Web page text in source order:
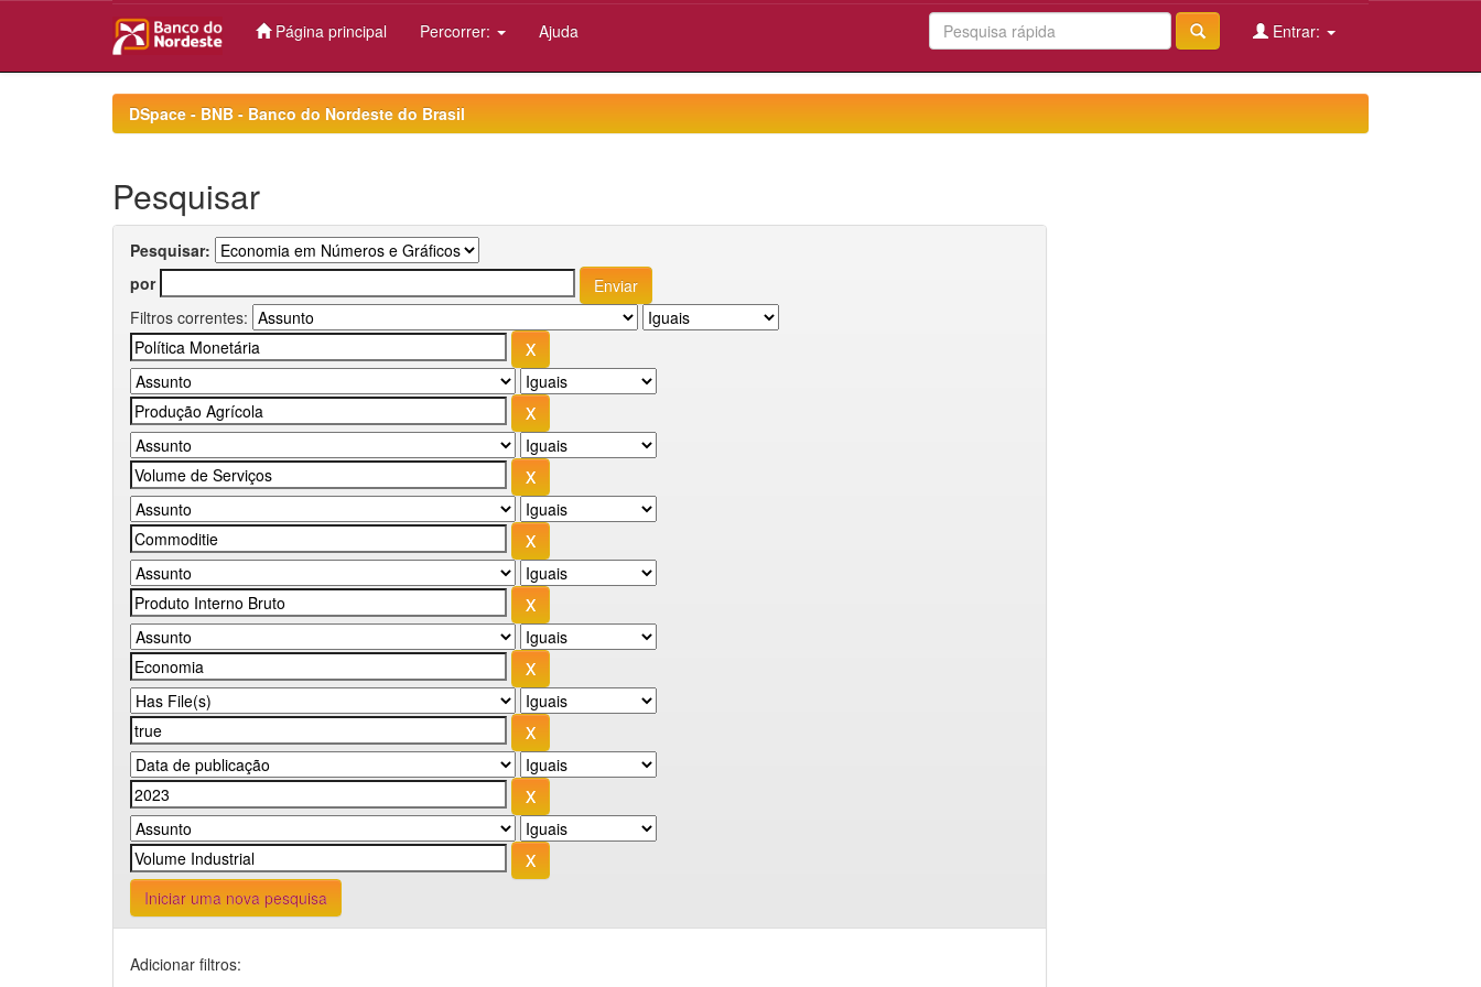
Página principal Percorrer: Ajuda Entrar:
DSpace - BNB - Banco do Nordeste do Brasil
Pesquisar
Pesquisar:
por
Filtros correntes:
Iniciar uma nova pesquisa
Adicionar filtros: